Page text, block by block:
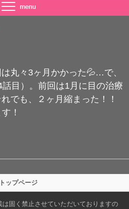
丸々3ヶ月かかった💦…で、
目）。前回は1月に目の治療
でも、２ヶ月縮まった！！
！
トップページ
固く禁止させていただいておりますの